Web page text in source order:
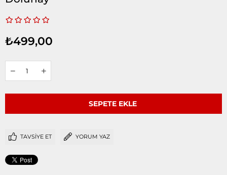
₺499,00
TAVSIYE ET YORUM YAZ